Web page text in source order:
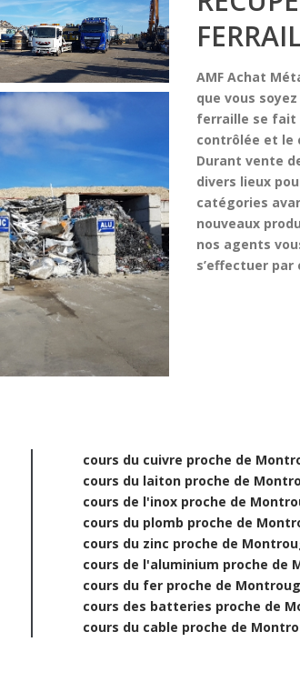
AMF Achat
que vous
ferraille se fait
contrôlée et le
Durant vente
divers lieux
catégories
nouveaux
nos agents
s’effectuer
cours du cuivre proche de
cours du laiton proche de
cours de l'inox proche de
cours du plomb proche de
cours du zinc proche de
cours de l'aluminium proche de
cours du fer proche de
cours des batteries proche de
cours du cable proche de